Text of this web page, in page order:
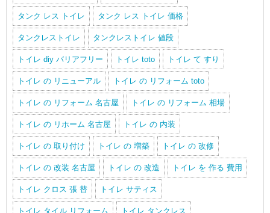
タンク レス トイレ タンク レス トイレ 価格
タンクレストイレ タンクレストイレ 値段
トイレ diy バリアフリー トイレ toto トイレ て すり
トイレ の リニューアル トイレ の リフォーム toto
トイレ の リフォーム 名古屋 トイレ の リフォーム 相場
トイレ の リホーム 名古屋 トイレ の 内装
トイレ の 取り付け トイレ の 増築 トイレ の 改修
トイレ の 改装 名古屋 トイレ の 改造 トイレ を 作る 費用
トイレ クロス 張 替 トイレ サティス
トイレ タイル リフォーム トイレ タンクレス